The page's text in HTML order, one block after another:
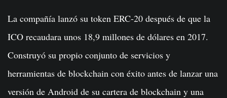
La compañía lanzó su token ERC-20 después de que la
ICO recaudara unos 18,9 millones de dólares en 2017.
Construyó su propio conjunto de servicios y
herramientas de blockchain con éxito antes de lanzar una
versión de Android de su cartera de blockchain y una